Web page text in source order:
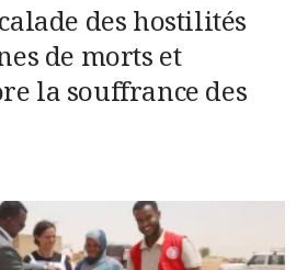
des hostilités
de morts et
la souffrance des